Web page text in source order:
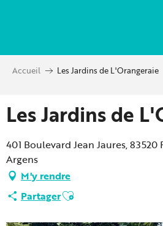
principal
Accueil Les Jardins de L'Orangeraie
Les Jardins de
401 Boulevard Jean Jaures,
Argens
M'y rendre
PartagerAjouter aux favoris